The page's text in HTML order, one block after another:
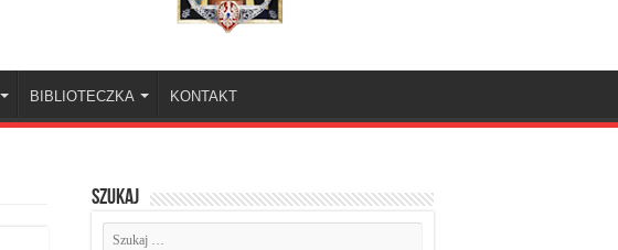
BIBLIOTECZKA KONTAKT
Szukaj